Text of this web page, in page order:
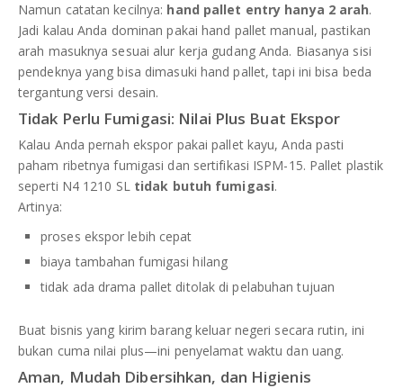
Namun catatan kecilnya: hand pallet entry hanya 2 arah.
Jadi kalau Anda dominan pakai hand pallet manual, pastikan
arah masuknya sesuai alur kerja gudang Anda. Biasanya sisi
pendeknya yang bisa dimasuki hand pallet, tapi ini bisa beda
tergantung versi desain.
Tidak Perlu Fumigasi: Nilai Plus Buat Ekspor
Kalau Anda pernah ekspor pakai pallet kayu, Anda pasti
paham ribetnya fumigasi dan sertifikasi ISPM-15. Pallet plastik
seperti N4 1210 SL tidak butuh fumigasi.
Artinya:
proses ekspor lebih cepat
biaya tambahan fumigasi hilang
tidak ada drama pallet ditolak di pelabuhan tujuan
Buat bisnis yang kirim barang keluar negeri secara rutin, ini
bukan cuma nilai plus—ini penyelamat waktu dan uang.
Aman, Mudah Dibersihkan, dan Higienis